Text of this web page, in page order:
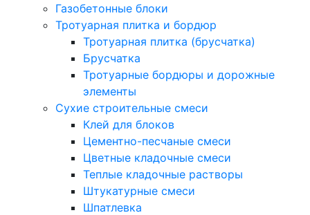
Газобетонные блоки
Тротуарная плитка и бордюр
Тротуарная плитка (брусчатка)
Брусчатка
Тротуарные бордюры и дорожные
элементы
Сухие строительные смеси
Клей для блоков
Цементно-песчаные смеси
Цветные кладочные смеси
Теплые кладочные растворы
Штукатурные смеси
Шпатлевка